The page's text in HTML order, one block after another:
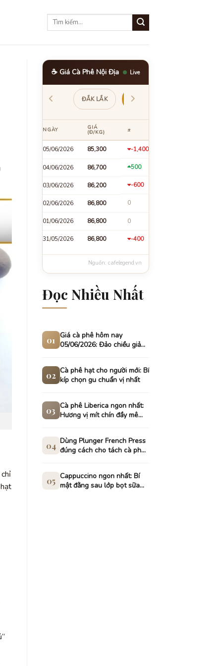
☕ Giá Cà Phê Nội Địa Live
LÂM ĐỒNG GIA LAI ĐẮK NÔNG
NGÀY GIÁ
(Đ/KG) ±
05/06/2026 86,000 -1,201
04/06/2026 87,201 501
03/06/2026 86,700 -600
02/06/2026 87,300 0
01/06/2026 87,300 -1
31/05/2026 87,301 -399
Nguồn: cafelegend.vn
Đọc Nhiều Nhất
01 Giá cà phê hôm nay
05/06/2026: Đảo chiều giảm
02 Cà phê hạt cho người mới: Bí
kíp chọn gu chuẩn vị nhất
03 Cà phê Liberica ngon nhất:
Hương vị mít chín đầy mê
04 Dùng Plunger French Press
đúng cách cho tách cà phê
05 Cappuccino ngon nhất: Bí
mật đằng sau lớp bọt sữa